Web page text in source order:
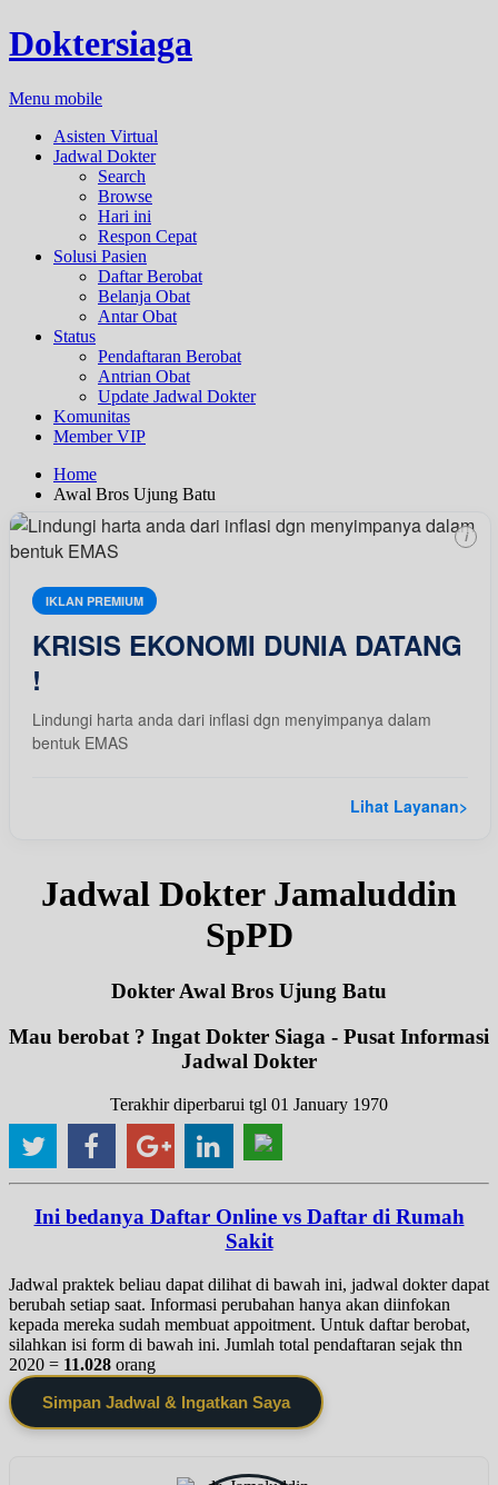
Doktersiaga
Menu mobile
Asisten Virtual
Jadwal Dokter
Search
Browse
Hari ini
Respon Cepat
Solusi Pasien
Daftar Berobat
Belanja Obat
Antar Obat
Status
Pendaftaran Berobat
Antrian Obat
Update Jadwal Dokter
Komunitas
Member VIP
Home
Awal Bros Ujung Batu
IKLAN PREMIUM
KRISIS EKONOMI DUNIA DATANG
!
Lindungi harta anda dari inflasi dgn menyimpanya dalam
bentuk EMAS
Lihat Layanan>
i
Jadwal Dokter Jamaluddin
SpPD
Dokter Awal Bros Ujung Batu
Mau berobat ? Ingat Dokter Siaga - Pusat Informasi
Jadwal Dokter
Terakhir diperbarui tgl 01 January 1970
Ini bedanya Daftar Online vs Daftar di Rumah
Sakit
Jadwal praktek beliau dapat dilihat di bawah ini, jadwal dokter dapat
berubah setiap saat. Informasi perubahan hanya akan diinfokan
kepada mereka sudah membuat appoitment. Untuk daftar berobat,
silahkan isi form di bawah ini. Jumlah total pendaftaran sejak thn
2020 = 11.028 orang
Simpan Jadwal & Ingatkan Saya